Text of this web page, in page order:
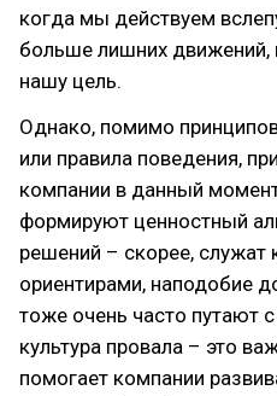
когда мы действуем
больше лишних
нашу цель.
Однако, помимо
или правила поведения,
компании в данный
формируют ценностный
решений – скорее, служат
ориентирами, наподобие
тоже очень часто путают
культура провала – это
помогает компании